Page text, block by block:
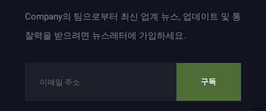
Company의 팀으로부터 최신 업계 뉴스, 업데이트 및 통
찰력을 받으려면 뉴스레터에 가입하세요.
구독